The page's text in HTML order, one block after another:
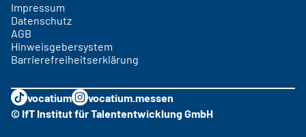
Impressum
Datenschutz
AGB
Hinweisgebersystem
Barrierefreiheitserklärung
vocatium
vocatium.messen
© IfT Institut für Talententwicklung GmbH